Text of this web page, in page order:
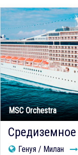
MSC Orchestra
Генуя / Милан